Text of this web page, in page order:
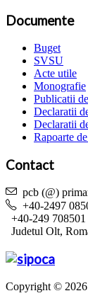
Documente
Buget
SVSU
Acte utile
Monografie
Publicatii
Declaratii
Declaratii
Rapoarte
Contact
pcb (@)
+40-2497
+40-249 708501
Judetul Olt,
Copyright ©